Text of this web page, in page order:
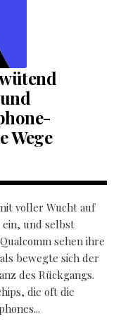
Wege
voller Wucht auf
ein, und selbst
sehen ihre
bewegte sich der
des Rückgangs.
die oft die